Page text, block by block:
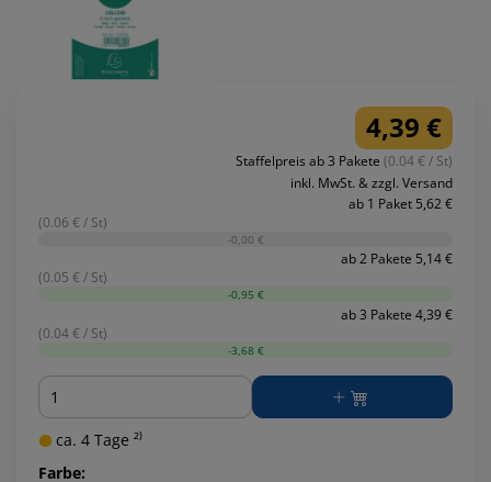
4,39 €
Staffelpreis ab 3 Pakete (0.04 € / St)
inkl. MwSt. & zzgl. Versand
ab 1 Paket 5,62 €
(0.06 € / St)
-0,00 €
ab 2 Pakete 5,14 €
(0.05 € / St)
-0,95 €
ab 3 Pakete 4,39 €
(0.04 € / St)
-3,68 €
Menge
ca. 4 Tage ²⁾
Farbe: